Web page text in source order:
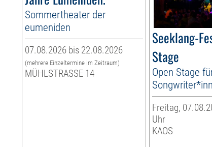
Sommertheater der
eumeniden
07.08.2026 bis 22.08.2026
(mehrere Einzeltermine im Zeitraum)
MÜHLSTRASSE 14
Seeklang-
Stage
Open Stage
Freitag,
Uhr
KAOS